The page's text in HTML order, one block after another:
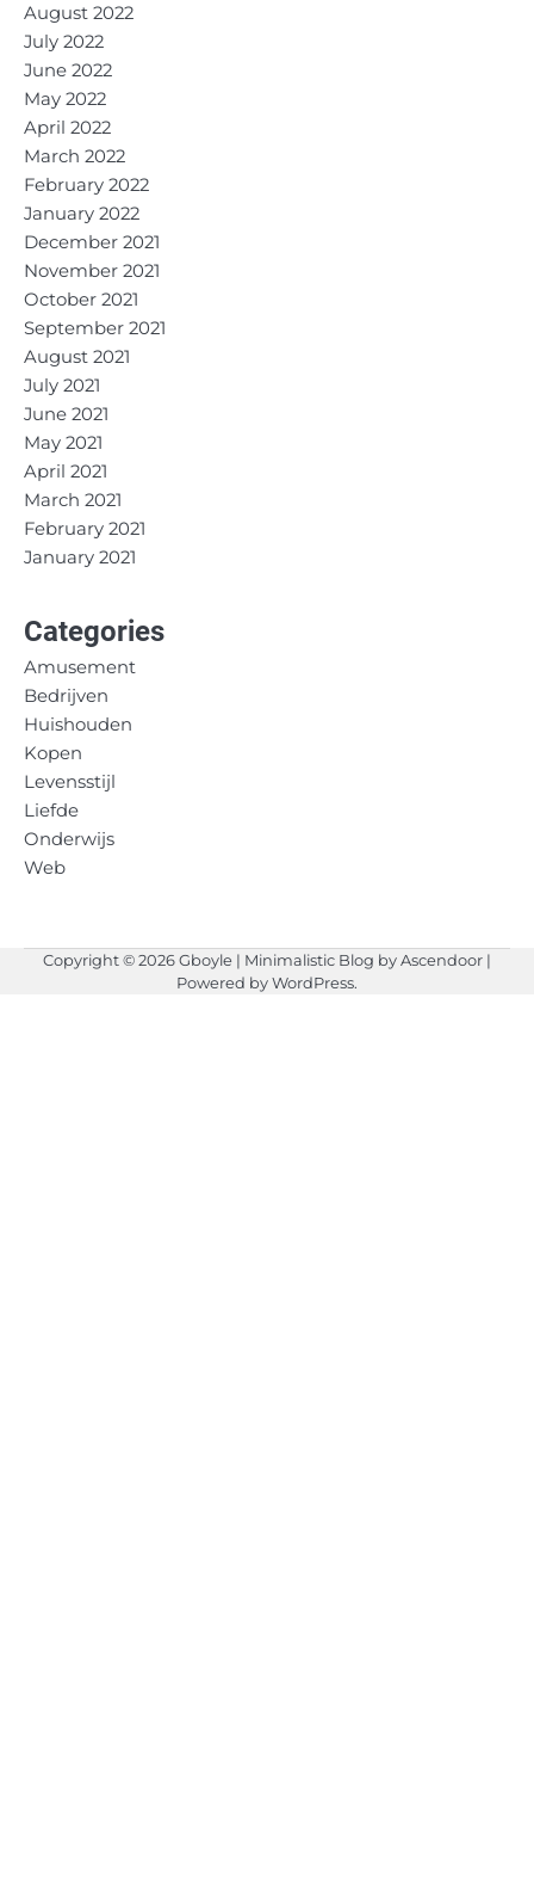
August 2022
July 2022
June 2022
May 2022
April 2022
March 2022
February 2022
January 2022
December 2021
November 2021
October 2021
September 2021
August 2021
July 2021
June 2021
May 2021
April 2021
March 2021
February 2021
January 2021
Categories
Amusement
Bedrijven
Huishouden
Kopen
Levensstijl
Liefde
Onderwijs
Web
Copyright © 2026Gboyle | Minimalistic Blog byAscendoor |
Powered byWordPress.